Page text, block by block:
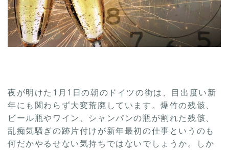
夜が明けた1月1日の朝のドイツの街は、目出度い新
年にも関わらず大変荒廃しています。爆竹の残骸、
ビール瓶やワイン、シャンパンの瓶が割れた残骸、
乱痴気騒ぎの跡片付けが新年最初の仕事というのも
何だかやるせない気持ちではないでしょうか。しか